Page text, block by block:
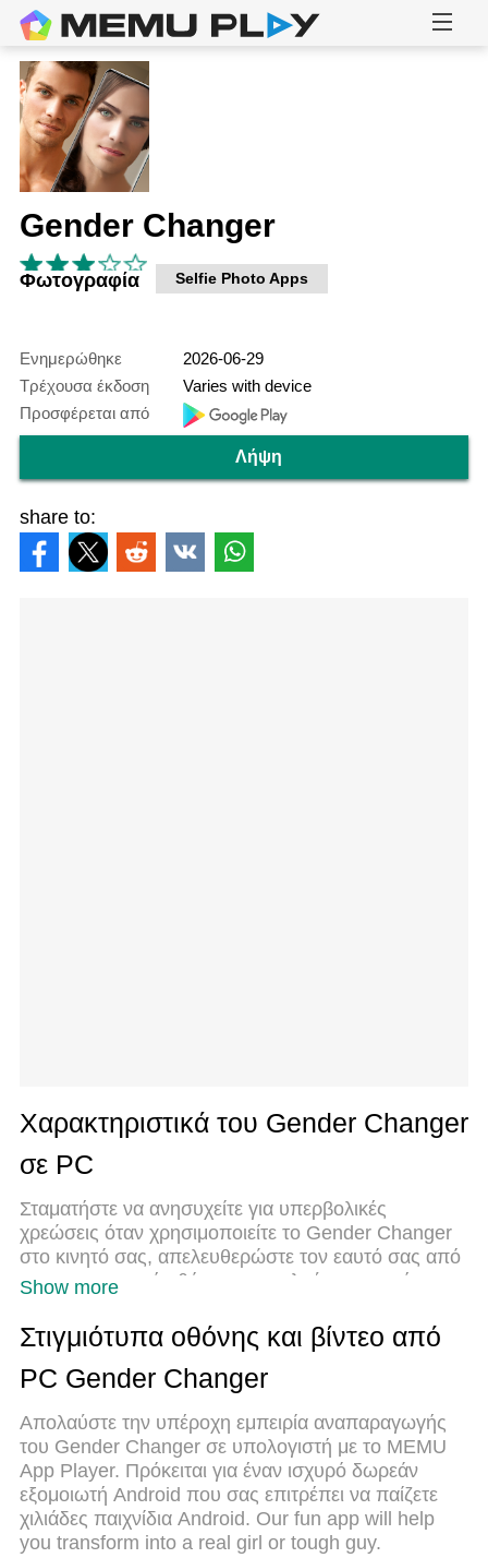
Gender Changer
Φωτογραφία Selfie Photo Apps
Ενημερώθηκε
2026-06-29
Τρέχουσα έκδοση
Varies with device
Προσφέρεται από
Λήψη
share to:
Χαρακτηριστικά του Gender Changer
σε PC
Σταματήστε να ανησυχείτε για υπερβολικές
χρεώσεις όταν χρησιμοποιείτε το Gender Changer
στο κινητό σας, απελευθερώστε τον εαυτό σας από
τη μικροσκοπική οθόνη και απολαύστε τη χρήση της
τώρα και στο εξής, αποκτήστε εμπειρία πλήρους
οθόνης της εφαρμογής σας με πληκτρολόγιο και
ποντίκι. Το MEmu σας προσφέρει όλες τις
εγκατάσταση και εύκολη εγκατάσταση, διαισθητικά
χειριστήρια, όχι περισσότερους περιορισμούς
μπαταρίας, δεδομένα κινητής τηλεφωνίας και
ενοχλητικές κλήσεις. Το ολοκαίνουργιο MEmu 9
είναι η καλύτερη επιλογή για χρήση του Gender
Changer στον υπολογιστή σας. Κωδικοποιημένο με
Show more
Στιγμιότυπα οθόνης και βίντεο από
PC Gender Changer
Απολαύστε την υπέροχη εμπειρία αναπαραγωγής
του Gender Changer σε υπολογιστή με το MEMU
App Player. Πρόκειται για έναν ισχυρό δωρεάν
εξομοιωτή Android που σας επιτρέπει να παίζετε
χιλιάδες παιχνίδια Android. Our fun app will help
you transform into a real girl or tough guy.